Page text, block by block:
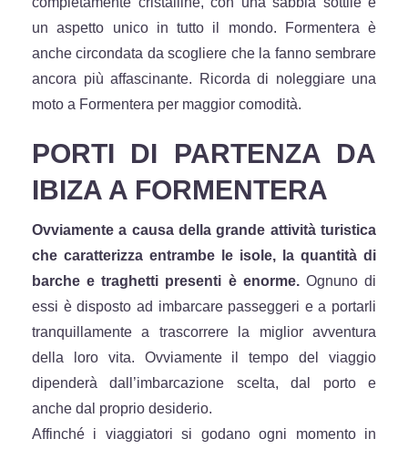
un aspetto unico in tutto il mondo. Formentera è
anche circondata da scogliere che la fanno sembrare
ancora più affascinante. Ricorda di noleggiare una
moto a Formentera per maggior comodità.
PORTI DI PARTENZA DA
IBIZA A FORMENTERA
Ovviamente a causa della grande attività turistica
che caratterizza entrambe le isole, la quantità di
barche e traghetti presenti è enorme.Ognuno di
essi è disposto ad imbarcare passeggeri e a portarli
tranquillamente a trascorrere la miglior avventura
della loro vita. Ovviamente il tempo del viaggio
dipenderà dall’imbarcazione scelta, dal porto e
anche dal proprio desiderio.
Affinché i viaggiatori si godano ogni momento in